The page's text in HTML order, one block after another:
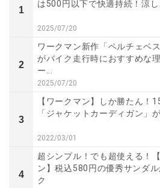
1
は500円以下で快適持続！涼
2025/07/20
2
ワークマン新作「ペルチェベス
がバイク走行時におすすめな
ー...
2025/07/20
3
【ワークマン】しか勝たん！
「ジャケットカーディガン」
2022/03/01
4
超シンプル！でも超使える！
ン】税込580円の優秀サンダ
ク